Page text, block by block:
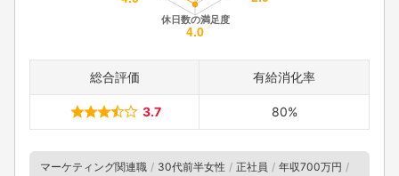
総合評価 有給消化率
3.7 80%
マーケティング関連職 30代前半女性 正社員
年収700万円